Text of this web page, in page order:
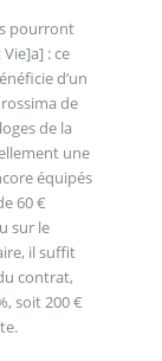
pourront
: ce
d’un
de
de la
une
équipés
60 €
sur le
il suffit
contrat,
soit 200 €